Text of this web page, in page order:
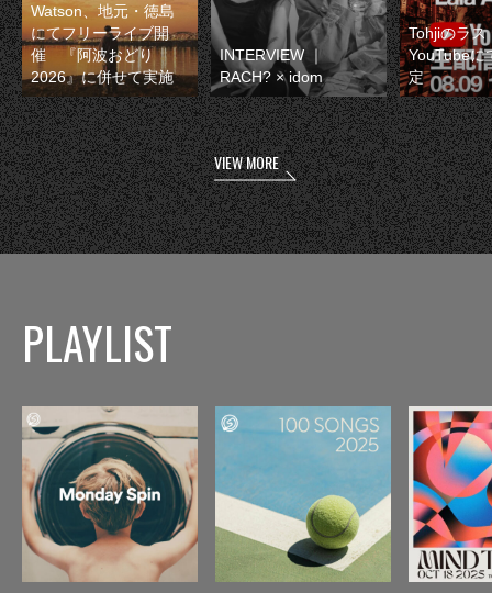
Watson、地元・徳島
にてフリーライブ開
催 『阿波おどり
2026』に併せて実施
INTERVIEW ｜
RACH? × idom
Tohjiのラス
YouTubeに
定
VIEW MORE
PLAYLIST